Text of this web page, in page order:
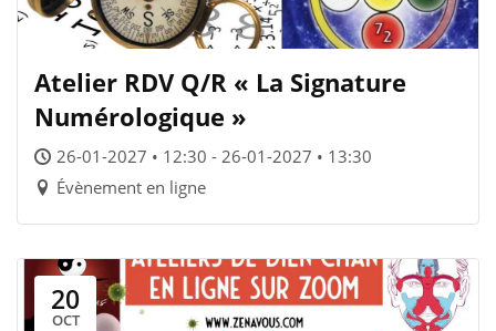
Atelier RDV Q/R « La Signature
Numérologique »
26-01-2027 • 12:30 - 26-01-2027 • 13:30
Évènement en ligne
20
OCT